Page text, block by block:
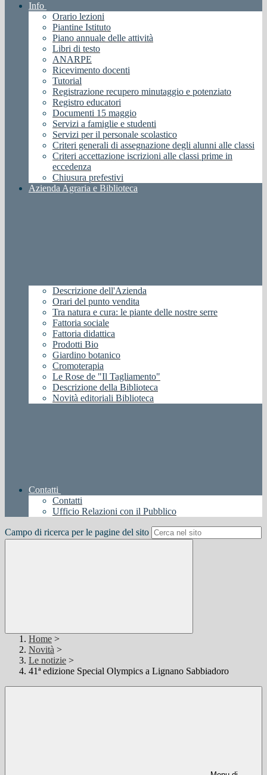
Info
Orario lezioni
Piantine Istituto
Piano annuale delle attività
Libri di testo
ANARPE
Ricevimento docenti
Tutorial
Registrazione recupero minutaggio e potenziato
Registro educatori
Documenti 15 maggio
Servizi a famiglie e studenti
Servizi per il personale scolastico
Criteri generali di assegnazione degli alunni alle classi
Criteri accettazione iscrizioni alle classi prime in
eccedenza
Chiusura prefestivi
Azienda Agraria e Biblioteca
Descrizione dell'Azienda
Orari del punto vendita
Tra natura e cura: le piante delle nostre serre
Fattoria sociale
Fattoria didattica
Prodotti Bio
Giardino botanico
Cromoterapia
Le Rose de "Il Tagliamento"
Descrizione della Biblioteca
Novità editoriali Biblioteca
Contatti
Contatti
Ufficio Relazioni con il Pubblico
Campo di ricerca per le pagine del sito
Home >
Novità >
Le notizie >
41ª edizione Special Olympics a Lignano Sabbiadoro